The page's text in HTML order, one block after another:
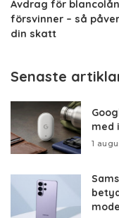
Avdrag för blancolån
försvinner – så
din skatt
Senaste
med
1